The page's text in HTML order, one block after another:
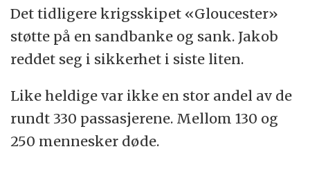
Det tidligere krigsskipet «Gloucester»
støtte på en sandbanke og sank. Jakob
reddet seg i sikkerhet i siste liten.
Like heldige var ikke en stor andel av de
rundt 330 passasjerene. Mellom 130 og
250 mennesker døde.